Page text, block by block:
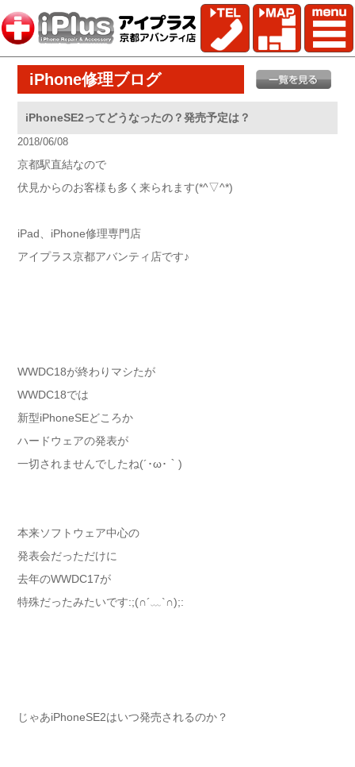
iPhone修理ブログ
iPhoneSE2ってどうなったの？発売予定は？
2018/06/08
京都駅直結なので
伏見からのお客様も多く来られます(*^▽^*)
iPad、iPhone修理専門店
アイプラス京都アバンティ店です♪
WWDC18が終わりマシたが
WWDC18では
新型iPhoneSEどころか
ハードウェアの発表が
一切されませんでしたね(´･ω･｀)
本来ソフトウェア中心の
発表会だっただけに
去年のWWDC17が
特殊だったみたいです:;(∩´﹏`∩);:
じゃあiPhoneSE2はいつ発売されるのか？